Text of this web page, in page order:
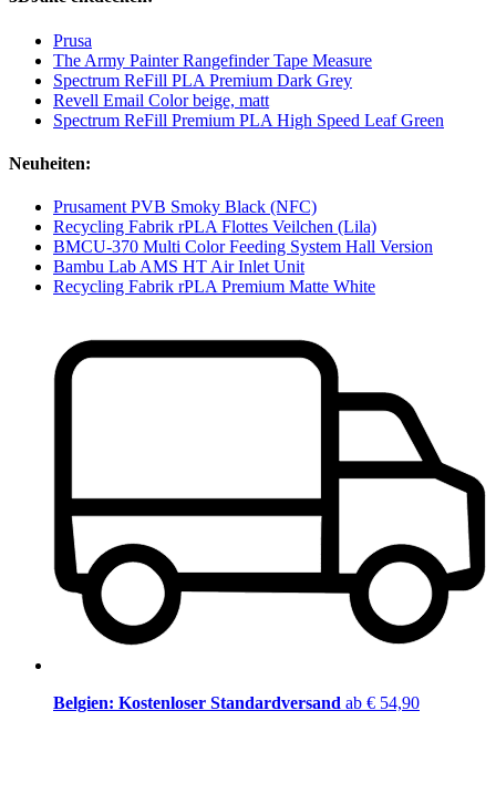
Prusa
The Army Painter Rangefinder Tape Measure
Spectrum ReFill PLA Premium Dark Grey
Revell Email Color beige, matt
Spectrum ReFill Premium PLA High Speed Leaf Green
Neuheiten:
Prusament PVB Smoky Black (NFC)
Recycling Fabrik rPLA Flottes Veilchen (Lila)
BMCU-370 Multi Color Feeding System Hall Version
Bambu Lab AMS HT Air Inlet Unit
Recycling Fabrik rPLA Premium Matte White
Belgien: Kostenloser Standardversand ab € 54,90